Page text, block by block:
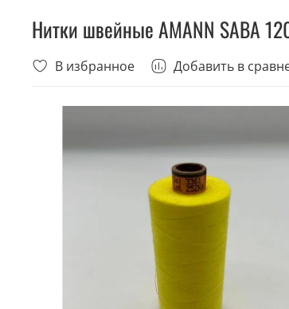
Нитки швейные AMANN SABA
В избранное Добавить в